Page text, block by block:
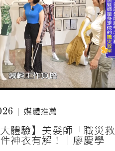
媒體推薦
大體驗】美髮師「職災救
神衣有解！｜廖慶學